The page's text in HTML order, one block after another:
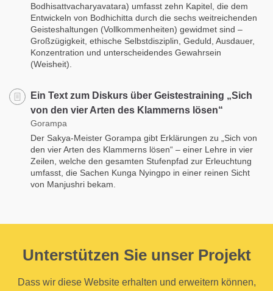
Bodhisattvacharyavatara) umfasst zehn Kapitel, die dem
Entwickeln von Bodhichitta durch die sechs weitreichenden
Geisteshaltungen (Vollkommenheiten) gewidmet sind –
Großzügigkeit, ethische Selbstdisziplin, Geduld, Ausdauer,
Konzentration und unterscheidendes Gewahrsein
(Weisheit).
Ein Text zum Diskurs über Geistestraining „Sich
von den vier Arten des Klammerns lösen“
Gorampa
Der Sakya-Meister Gorampa gibt Erklärungen zu „Sich von
den vier Arten des Klammerns lösen“ – einer Lehre in vier
Zeilen, welche den gesamten Stufenpfad zur Erleuchtung
umfasst, die Sachen Kunga Nyingpo in einer reinen Sicht
von Manjushri bekam.
Unterstützen Sie unser Projekt
Dass wir diese Website erhalten und erweitern können,